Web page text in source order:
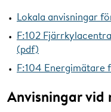
Lokala anvisningar
F:102
(pdf)
F:104 Energimätare
Anvisningar vid